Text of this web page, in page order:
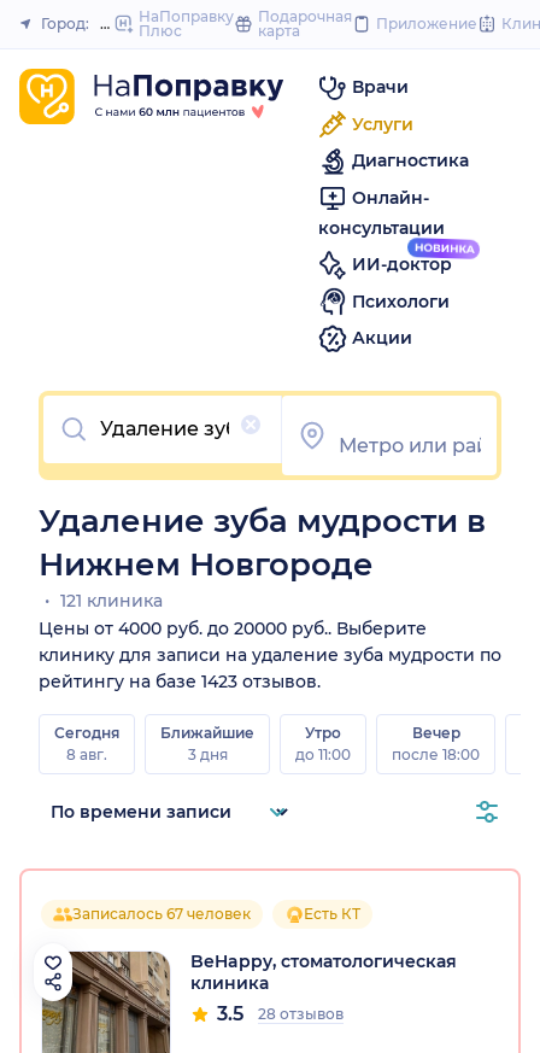
to
Закрыть
Город: Нижний Новгород
НаПоправку
Плюс
Подарочная
карта
Приложение
Врачи
Услуги
Диагностика
Онлайн-
консультации
ИИ-доктор
Психологи
Акции
Очистить
Удаление зуба мудрости в
Нижнем Новгороде
121 клиника
Цены от 4000 руб. до 20000 руб.. Выберите
клинику для записи на удаление зуба мудрости по
рейтингу на базе 1423 отзывов.
Сегодня
8 авг.
Ближайшие
3 дня
Утро
до 11:00
Вечер
после 18:00
Записалось 67 человек Есть КТ
BeHappy, стоматологическая
клиника
3.5 28 отзывов